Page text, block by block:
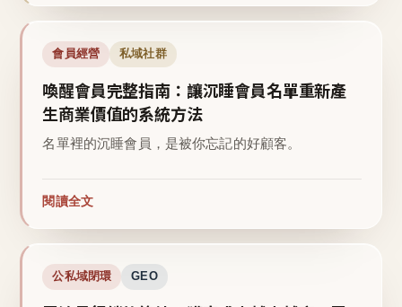
會員經營 私域社群
喚醒會員完整指南：讓沉睡會員名單重新產
生商業價值的系統方法
名單裡的沉睡會員，是被你忘記的好顧客。
閱讀全文
公私域閉環 GEO